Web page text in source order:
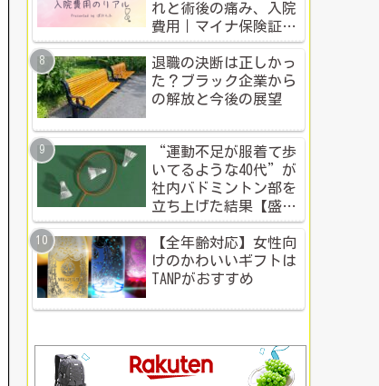
れと術後の痛み、入院
費用｜マイナ保険証・
公的制度で乗り切った
入院体験記全公開
退職の決断は正しかっ
た？ブラック企業から
の解放と今後の展望
“運動不足が服着て歩
いてるような40代”が
社内バドミントン部を
立ち上げた結果【盛り
上がる社内イベント成
功例】
【全年齢対応】女性向
けのかわいいギフトは
TANPがおすすめ